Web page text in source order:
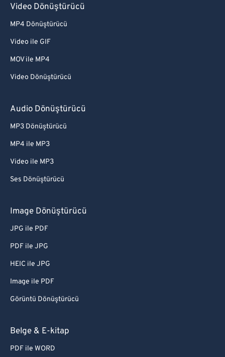
Video Dönüştürücü
MP4 Dönüştürücü
Video ile GIF
MOV ile MP4
Video Dönüştürücü
Audio Dönüştürücü
MP3 Dönüştürücü
MP4 ile MP3
Video ile MP3
Ses Dönüştürücü
Image Dönüştürücü
JPG ile PDF
PDF ile JPG
HEIC ile JPG
Image ile PDF
Görüntü Dönüştürücü
Belge & E-kitap
PDF ile WORD